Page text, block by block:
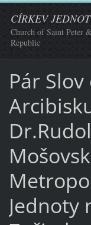
CÍRKEV
Church of Saint Peter
Republic
Pár
Jednoty